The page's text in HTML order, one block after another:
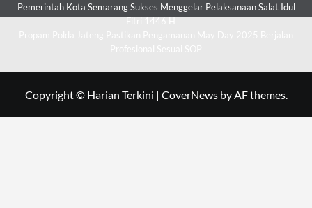
Pemerintah Kota Semarang Sukses Menggelar Pelaksanaan Salat Idul
Copyright © Harian Terkini | CoverNewsby AF themes.